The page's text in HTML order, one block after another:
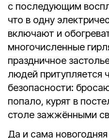
с последующим
что в одну
включают и
многочисленные
праздничное
людей притупляется
безопасности:
попало, курят в
столе зажжёнными
Да и сама